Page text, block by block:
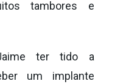
tambores e
ter tido a
um implante